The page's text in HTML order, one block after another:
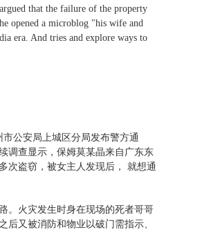
that the failure of the property
opened a microblog "his wife and
era. And tries and explore ways to
公安局上城区分局发布警方通
调查显示，保姆莫某晶来自广东东
次盗窃，被女主人发现后， 就想通
。火灾发生时身在现场的死者哥哥
又被消防和物业以破门需指示、